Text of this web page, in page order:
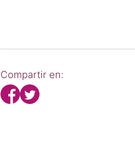
Compartir en: